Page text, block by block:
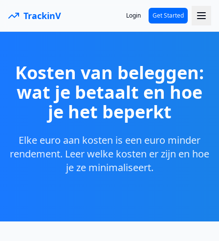
TrackinV Login Get Started
Kosten van beleggen:
wat je betaalt en hoe
je het beperkt
Elke euro aan kosten is een euro minder
rendement. Leer welke kosten er zijn en hoe
je ze minimaliseert.